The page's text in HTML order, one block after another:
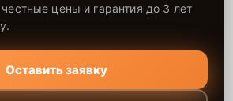
цены и гарантия до 3 лет
Оставить заявку